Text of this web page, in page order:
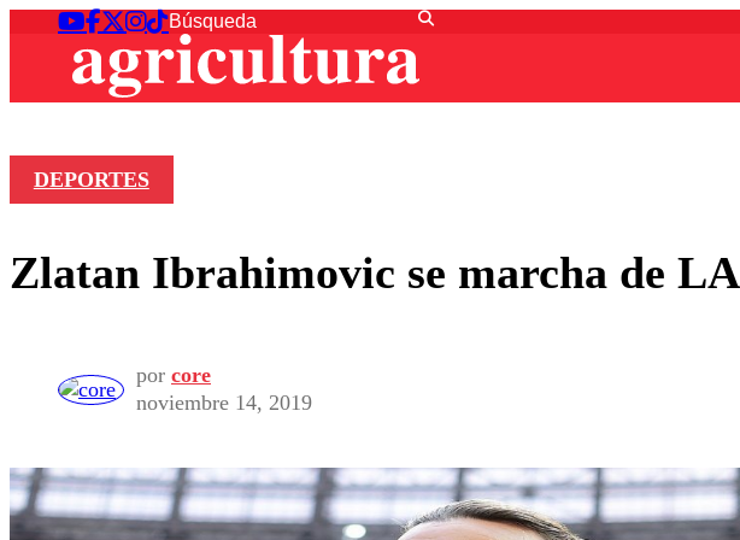
DEPORTES
Zlatan Ibrahimovic se marcha de
por core
noviembre 14, 2019